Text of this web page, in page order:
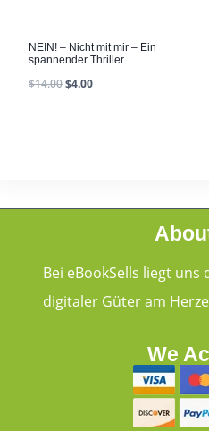
NEIN! – Nicht mit mir – Ein
spannender Thriller
$14.00$4.00
Bei eBookSells liegt
digitaler Güter am
We